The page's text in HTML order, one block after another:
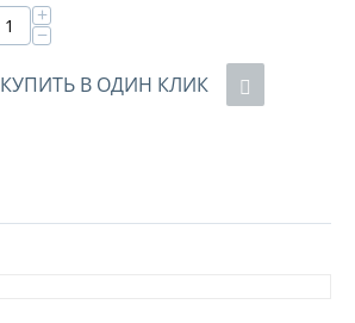
+
−
КУПИТЬ В ОДИН КЛИК